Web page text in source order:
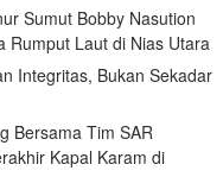
Sumut Bobby Nasution
Rumput Laut di Nias Utara
Integritas, Bukan Sekadar
Bersama Tim SAR
Kapal Karam di